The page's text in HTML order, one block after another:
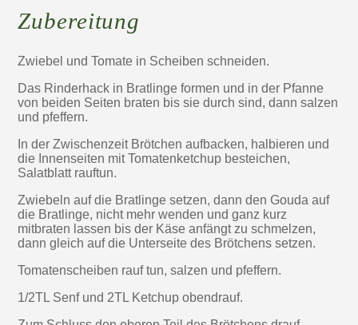
Zubereitung
Zwiebel und Tomate in Scheiben schneiden.
Das Rinderhack in Bratlinge formen und in der Pfanne
von beiden Seiten braten bis sie durch sind, dann salzen
und pfeffern.
In der Zwischenzeit Brötchen aufbacken, halbieren und
die Innenseiten mit Tomatenketchup besteichen,
Salatblatt rauftun.
Zwiebeln auf die Bratlinge setzen, dann den Gouda auf
die Bratlinge, nicht mehr wenden und ganz kurz
mitbraten lassen bis der Käse anfängt zu schmelzen,
dann gleich auf die Unterseite des Brötchens setzen.
Tomatenscheiben rauf tun, salzen und pfeffern.
1/2TL Senf und 2TL Ketchup obendrauf.